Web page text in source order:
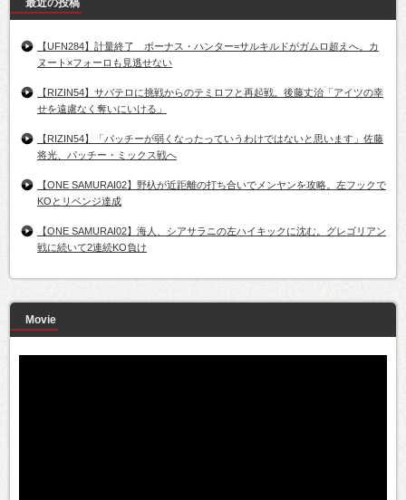
最近の投稿
【UFN284】計量終了 ボーナス・ハンター=サルキルドがガムロ超えへ。カ
ヌート×フォーロも見逃せない
【RIZIN54】サバテロに挑戦からのテミロフと再起戦。後藤丈治「アイツの幸
せを遠慮なく奪いにいける」
【RIZIN54】「パッチーが弱くなったっていうわけではないと思います」佐藤
将光、パッチー・ミックス戦へ
【ONE SAMURAI02】野杁が近距離の打ち合いでメンヤンを攻略。左フックで
KOとリベンジ達成
【ONE SAMURAI02】海人、シアサラニの左ハイキックに沈む。グレゴリアン
戦に続いて2連続KO負け
Movie